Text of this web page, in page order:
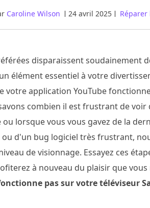
Caroline Wilson 24 avril 2025 Réparer
disparaissent soudainement
élément essentiel à votre
votre application YouTube
combien il est frustrant de
lorsque vous vous gavez de la
d'un bug logiciel très frustrant,
de visionnage. Essayez ces
à nouveau du plaisir que vous
pas sur votre téléviseur